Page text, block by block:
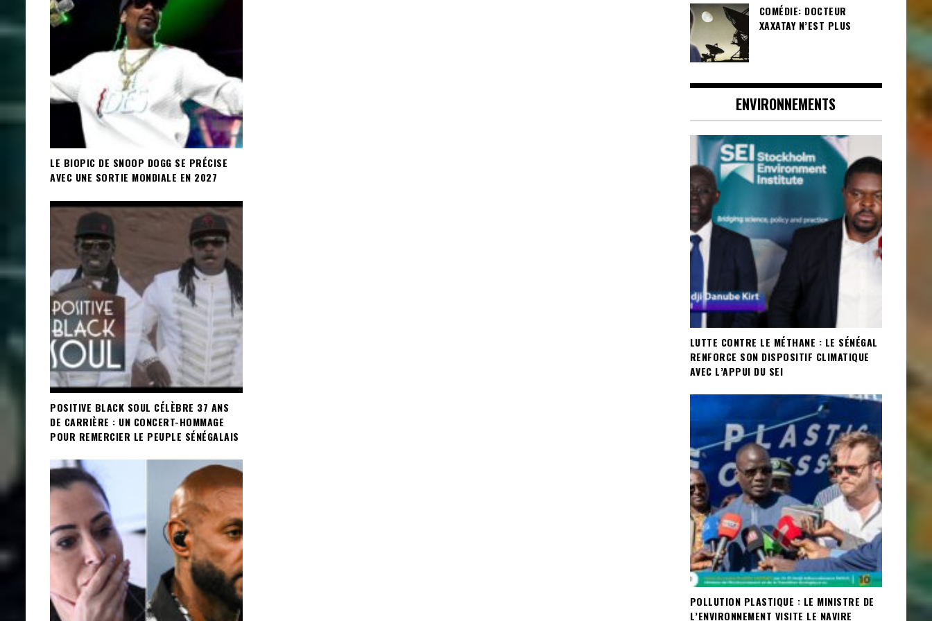
LE BIOPIC DE SNOOP DOGG SE PRÉCISE
AVEC UNE SORTIE MONDIALE EN 2027
POSITIVE BLACK SOUL CÉLÈBRE 37 ANS
DE CARRIÈRE : UN CONCERT-HOMMAGE
POUR REMERCIER LE PEUPLE SÉNÉGALAIS
COMÉDIE: DOCTEUR
XAXATAY N’EST PLUS
ENVIRONNEMENTS
LUTTE CONTRE LE MÉTHANE : LE SÉNÉGAL
RENFORCE SON DISPOSITIF CLIMATIQUE
AVEC L’APPUI DU SEI
POLLUTION PLASTIQUE : LE MINISTRE DE
L’ENVIRONNEMENT VISITE LE NAVIRE